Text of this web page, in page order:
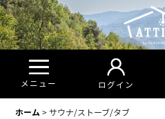
メニュー ログイン
ホーム >サウナ/ストーブ/タブ